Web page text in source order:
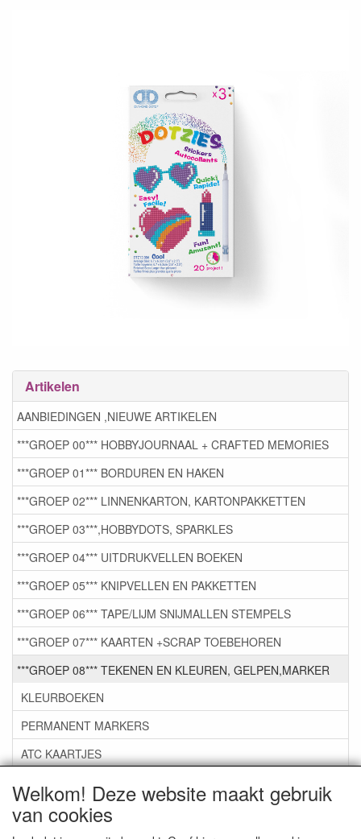
Welkom! Deze website maakt gebruik
van cookies
Artikelen
AANBIEDINGEN ,NIEUWE ARTIKELEN
***GROEP 00*** HOBBYJOURNAAL + CRAFTED MEMORIES
***GROEP 01*** BORDUREN EN HAKEN
***GROEP 02*** LINNENKARTON, KARTONPAKKETTEN
***GROEP 03***,HOBBYDOTS, SPARKLES
***GROEP 04*** UITDRUKVELLEN BOEKEN
***GROEP 05*** KNIPVELLEN EN PAKKETTEN
***GROEP 06*** TAPE/LIJM SNIJMALLEN STEMPELS
***GROEP 07*** KAARTEN +SCRAP TOEBEHOREN
***GROEP 08*** TEKENEN EN KLEUREN, GELPEN,MARKER
KLEURBOEKEN
PERMANENT MARKERS
ATC KAARTJES
DIVERSEN